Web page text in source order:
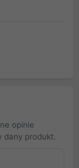
opinie
dany produkt.